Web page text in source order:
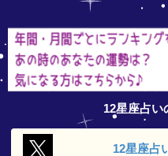
12星座占い
12星座占